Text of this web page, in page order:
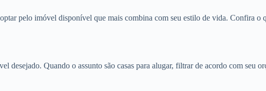
pelo imóvel disponível que mais combina com seu estilo de vida. Confira o
Quando o assunto são casas para alugar, filtrar de acordo com seu